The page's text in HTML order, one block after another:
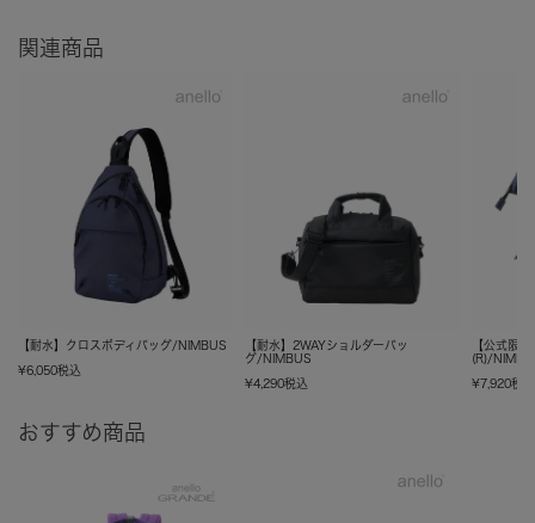
関連商品
【耐水】クロスボディバッグ/NIMBUS
¥6,050税込
【耐水】2WAYショルダーバッ
グ/NIMBUS
¥4,290税込
【公式限
(R)/
¥7,920税込
おすすめ商品